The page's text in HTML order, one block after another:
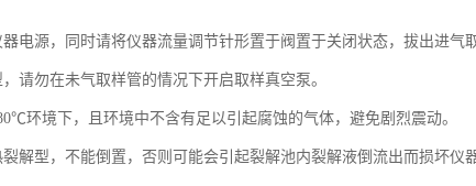
电源，同时请将仪器流量调节针形置于阀置于关闭状态，拔出进气
请勿在未气取样管的情况下开启取样真空泵。
环境下，且环境中不含有足以引起腐蚀的气体，避免剧烈震动。
解型，不能倒置，否则可能会引起裂解池内裂解液倒流出而损坏仪